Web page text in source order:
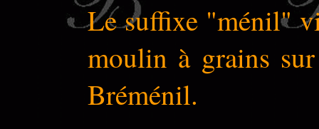
Le suffixe "ménil"
moulin à grains
Bréménil.